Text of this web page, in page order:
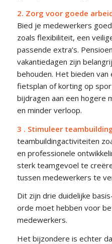
2. Zorg voor goede
Bied je medewerkers go
zoals flexibiliteit, een veil
passende extra’s.
vakantiedagen zijn
behouden. Het bieden
fietsplan of korting op
bijdragen aan een hogere
en minder verloop.
3 . Stimuleer
teambuildingactiviteiten zo
en professionele ontwikke
sterkteamgevoel te creë
tussen medewerkers te
Dit zijn drie duidelijke
orde moet hebben voor
medewerkers.
Het bijzondere is echter